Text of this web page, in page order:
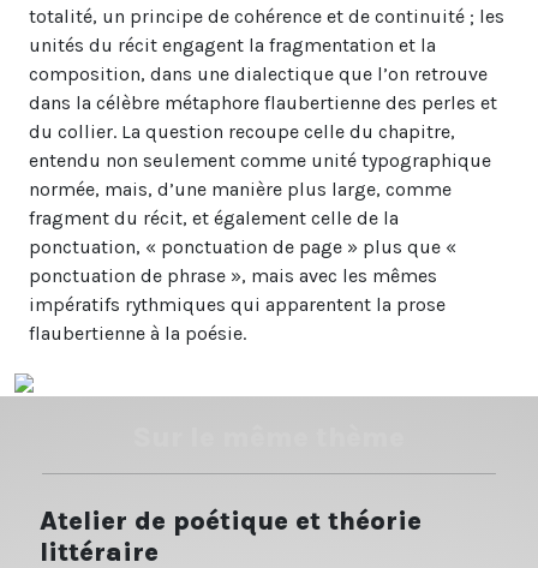
totalité, un principe de cohérence et de continuité ; les
unités du récit engagent la fragmentation et la
composition, dans une dialectique que l’on retrouve
dans la célèbre métaphore flaubertienne des perles et
du collier. La question recoupe celle du chapitre,
entendu non seulement comme unité typographique
normée, mais, d’une manière plus large, comme
fragment du récit, et également celle de la
ponctuation, « ponctuation de page » plus que «
ponctuation de phrase », mais avec les mêmes
impératifs rythmiques qui apparentent la prose
flaubertienne à la poésie.
Atelier de poétique et théorie
littéraire